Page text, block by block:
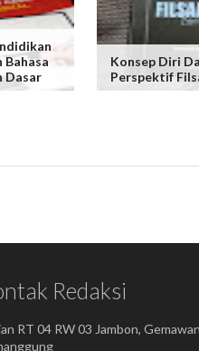
Bahasa
Dasar
Konsep Diri
Perspektif
Redaksi
RT 04 RW 03 Jambon,